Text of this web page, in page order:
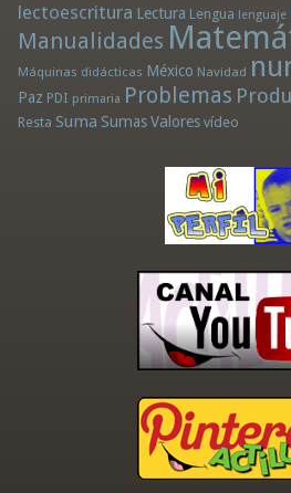
lectoescritura Lectura Lengua lenguaje
Manualidades
Máquinas didácticas México Navidad
Paz PDI primaria Problemas
Resta Suma Sumas Valores vídeo